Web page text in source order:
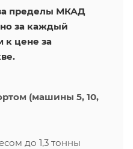
пределы МКАД
за каждый
к цене за
(машины 5, 10,
до 1,3 тонны